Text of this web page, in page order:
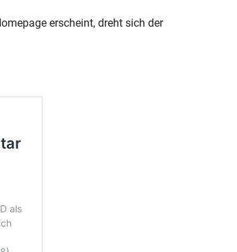
erscheint, dreht sich der